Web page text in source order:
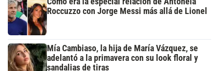
Roccuzzo con Jorge Messi más allá de Lionel
Mía Cambiaso, la hija de María Vázquez, se
adelantó a la primavera con su look floral y
sandalias de tiras